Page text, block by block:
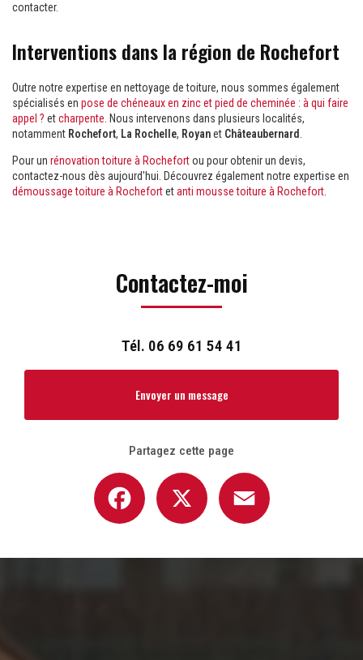
contacter.
Interventions dans la région de Rochefort
Outre notre expertise en nettoyage de toiture, nous sommes également
spécialisés en pose de chéneaux en zinc et pied de cheminée : à qui faire
appel ? etcharpente. Nous intervenons dans plusieurs localités,
notamment Rochefort, La Rochelle, Royanet Châteaubernard .
Pour un rénovation toiture à Rochefortou pour obtenir un devis,
contactez-nous dès aujourd'hui. Découvrez également notre expertise en
démoussage toiture à Rochefortetanti mousse toiture à Rochefort.
Contactez-moi
Tél. 06 69 61 54 41
Envoyer un message
Partagez cette page
Facebook